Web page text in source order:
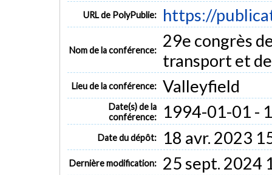
URL de PolyPublie: https://
Nom de la conférence:
29e congrès
transport et
Lieu de la conférence: Valleyfield
Date(s) de la
conférence:
1994-01-01 -
Date du dépôt: 18 avr. 2023
Dernière modification: 25 sept. 2024